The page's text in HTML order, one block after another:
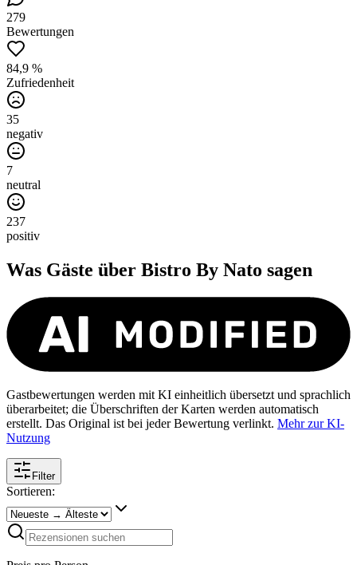
279
Bewertungen
84,9 %
Zufriedenheit
35
negativ
7
neutral
237
positiv
Was Gäste über Bistro By Nato sagen
Gastbewertungen werden mit KI einheitlich übersetzt und sprachlich
überarbeitet; die Überschriften der Karten werden automatisch
erstellt. Das Original ist bei jeder Bewertung verlinkt. Mehr zur KI-
Nutzung
Filter
Sortieren: